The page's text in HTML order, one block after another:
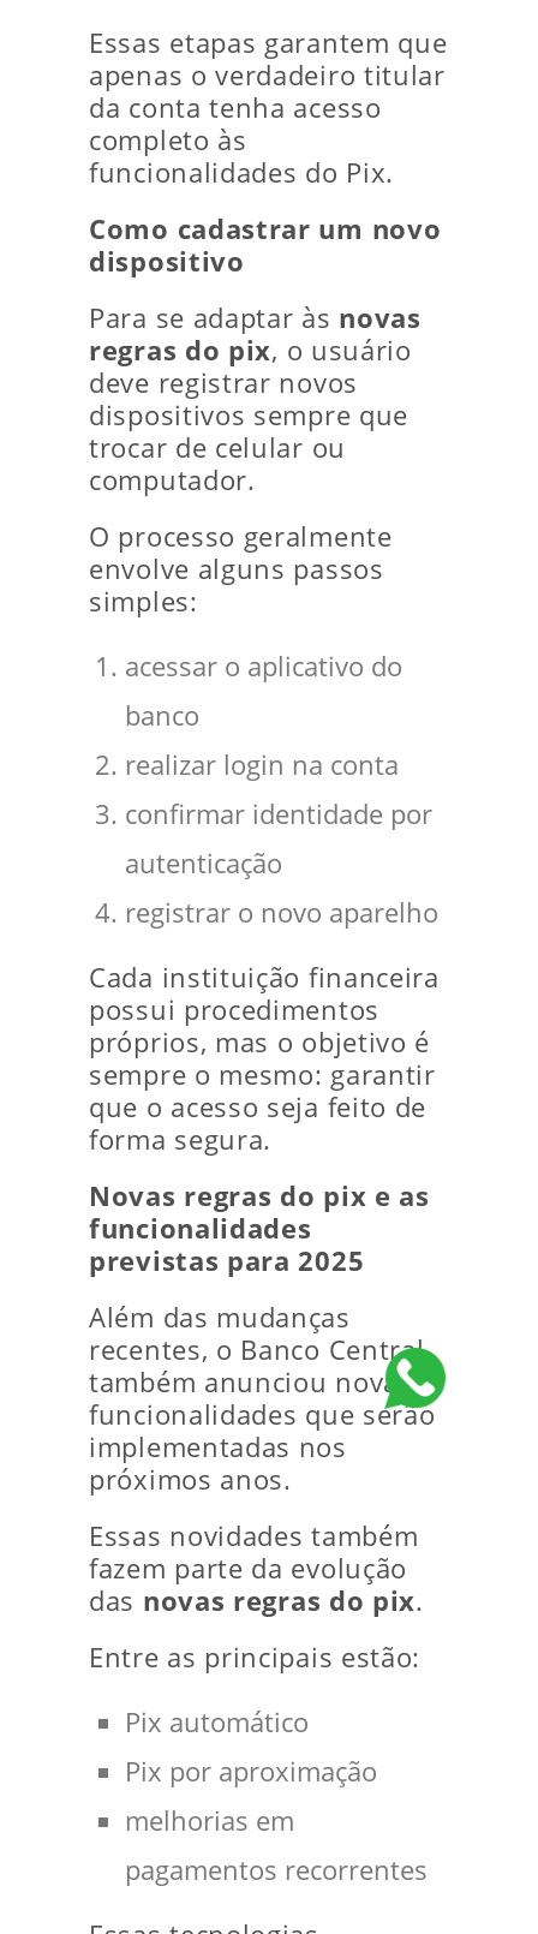
Essas etapas garantem que
apenas o verdadeiro titular
da conta tenha acesso
completo às
funcionalidades do Pix.
Como cadastrar um novo
dispositivo
Para se adaptar às novas
regras do pix, o usuário
deve registrar novos
dispositivos sempre que
trocar de celular ou
computador.
O processo geralmente
envolve alguns passos
simples:
acessar o aplicativo do
banco
realizar login na conta
confirmar identidade por
autenticação
registrar o novo aparelho
Cada instituição financeira
possui procedimentos
próprios, mas o objetivo é
sempre o mesmo: garantir
que o acesso seja feito de
forma segura.
Novas regras do pix e as
funcionalidades
previstas para 2025
Além das mudanças
recentes, o Banco Central
também anunciou novas
funcionalidades que serão
implementadas nos
próximos anos.
Essas novidades também
fazem parte da evolução
das novas regras do pix.
Entre as principais estão:
Pix automático
Pix por aproximação
melhorias em
pagamentos recorrentes